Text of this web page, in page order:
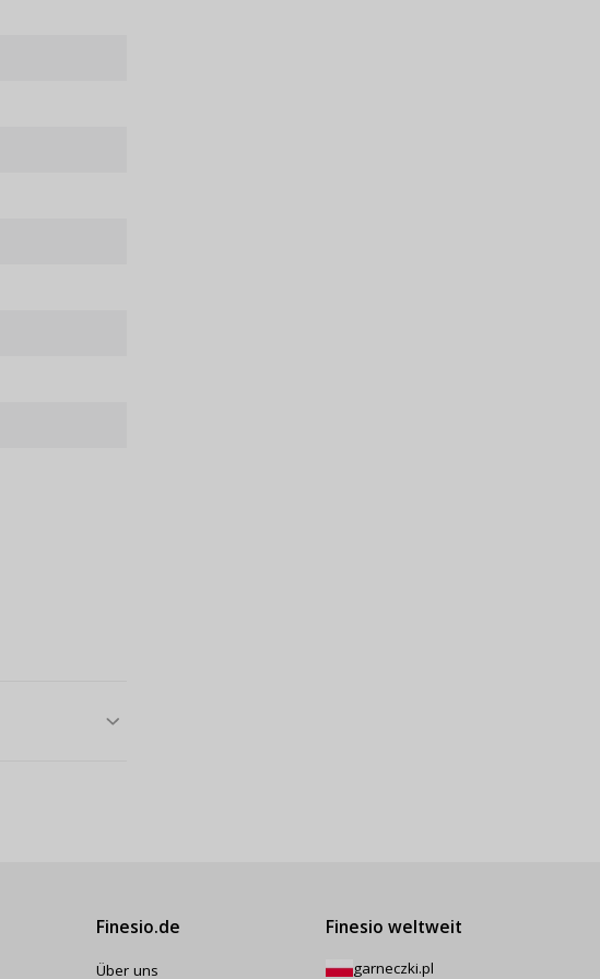
Finesio.de
Über uns
Finesio weltweit
garneczki.pl